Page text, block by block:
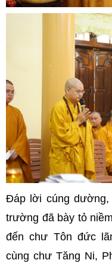
Đáp lời cúng
trường đã bày tỏ
đến chư Tôn đức
cùng chư Tăng Ni,